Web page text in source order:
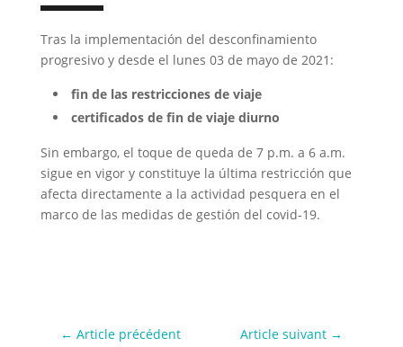
Tras la implementación del desconfinamiento
progresivo y desde el lunes 03 de mayo de 2021:
fin de las restricciones de viaje
certificados de fin de viaje diurno
Sin embargo, el toque de queda de 7 p.m. a 6 a.m.
sigue en vigor y constituye la última restricción que
afecta directamente a la actividad pesquera en el
marco de las medidas de gestión del covid-19.
←Article précédent Article suivant→